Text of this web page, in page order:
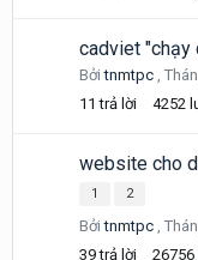
cadviet "chạy
Bởitnmtpc ,
11 trả lời 4252
website cho
1 2
Bởitnmtpc ,
39 trả lời 26756